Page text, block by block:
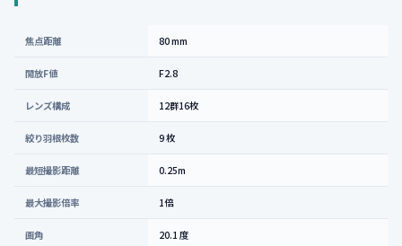
焦点距離 80 mm
開放F値 F2.8
レンズ構成 12群16枚
絞り羽根枚数 9 枚
最短撮影距離 0.25m
最大撮影倍率 1倍
画角 20.1 度